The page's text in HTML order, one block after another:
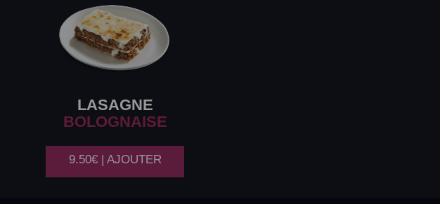
LASAGNE
BOLOGNAISE
9.50€ | AJOUTER